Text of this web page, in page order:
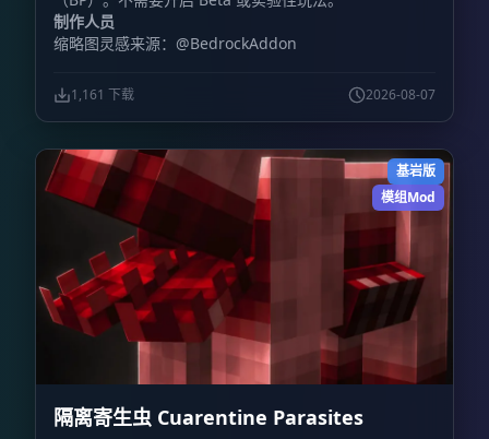
制作人员
缩略图灵感来源：@BedrockAddon
1,161 下载 2026-08-07
基岩版
模组Mod
隔离寄生虫 Cuarentine Parasites